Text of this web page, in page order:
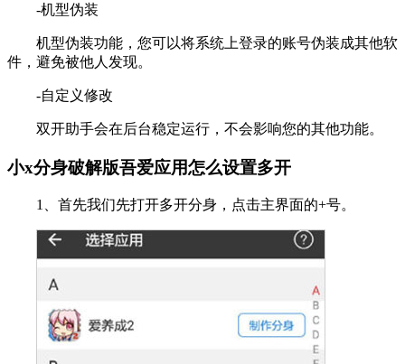
-机型伪装
机型伪装功能，您可以将系统上登录的账号伪装成其他软
件，避免被他人发现。
-自定义修改
双开助手会在后台稳定运行，不会影响您的其他功能。
小x分身破解版吾爱应用怎么设置多开
1、首先我们先打开多开分身，点击主界面的+号。